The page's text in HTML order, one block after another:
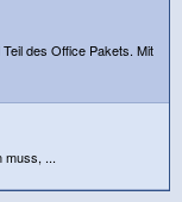
des Office Pakets. Mit
muss, ...